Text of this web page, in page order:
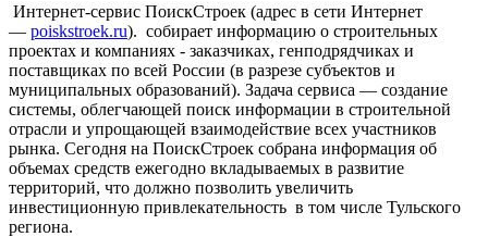
Интернет-сервис ПоискСтроек (адрес в сети Интернет
— poiskstroek.ru). собирает информацию о строительных
проектах и компаниях - заказчиках, генподрядчиках и
поставщиках по всей России (в разрезе субъектов и
муниципальных образований). Задача сервиса — создание
системы, облегчающей поиск информации в строительной
отрасли и упрощающей взаимодействие всех участников
рынка. Сегодня на ПоискСтроек собрана информация об
объемах средств ежегодно вкладываемых в развитие
территорий, что должно позволить увеличить
инвестиционную привлекательность в том числе Тульского
региона.